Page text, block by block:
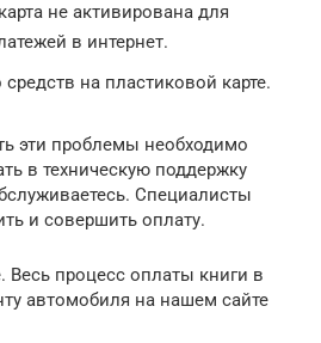
не активирована для
в интернет.
на пластиковой карте.
эти проблемы необходимо
в техническую поддержку
Специалисты
и совершить оплату.
Весь процесс оплаты книги в
автомобиля на нашем сайте